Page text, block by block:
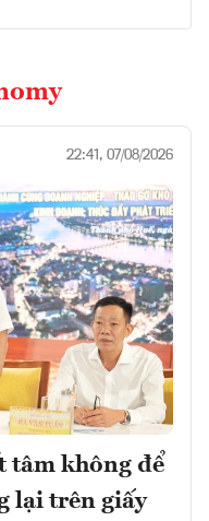
22:41, 07/08/2026
tâm không để
lại trên giấy